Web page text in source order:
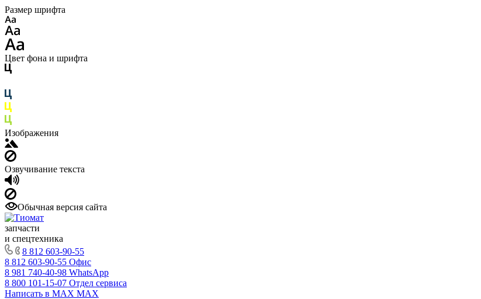
Размер шрифта
Цвет фона и шрифта
Изображения
Озвучивание текста
Обычная версия сайта
запчасти
и спецтехника
8 812 603-90-55
8 812 603-90-55 Офис
8 981 740-40-98 WhatsApp
8 800 101-15-07 Отдел сервиса
Написать в MAX MAX